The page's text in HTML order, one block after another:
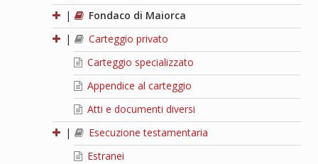
|
Fondaco di Maiorca
|
Carteggio privato
Carteggio specializzato
Appendice al carteggio
Atti e documenti diversi
|
Esecuzione testamentaria
Estranei